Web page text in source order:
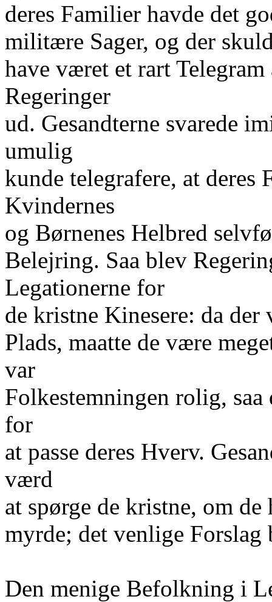
deres Familier havde det
militære Sager, og der
have været et rart
Regeringer
ud. Gesandterne svarede
umulig
kunde telegrafere, at deres
Kvindernes
og Børnenes Helbred
Belejring. Saa blev
Legationerne for
de kristne Kinesere: da der
Plads, maatte de være
var
Folkestemningen rolig,
for
at passe deres Hverv.
værd
at spørge de kristne, om
myrde; det venlige Forslag
Den menige Befolkning i